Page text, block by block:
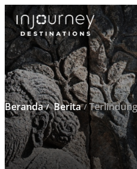
Cari
untuk:
Beranda
Berita Terlindungi: [ PENGUMUMAN Skor